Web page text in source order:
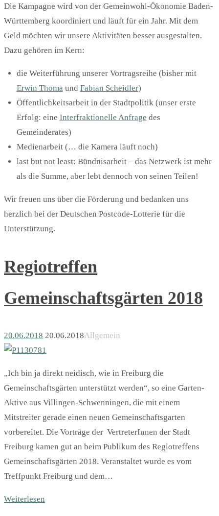
Die Kampagne wird von der Gemeinwohl-Ökonomie Baden-
Württemberg koordiniert und läuft für ein Jahr. Mit dem
Geld möchten wir unsere Aktivitäten besser ausgestalten.
Dazu gehören im Kern:
die Weiterführung unserer Vortragsreihe (bisher mit
Erwin Thoma und Fabian Scheidler)
Öffentlichkeitsarbeit in der Stadtpolitik (unser erste
Erfolg: eine Interfraktionelle Anfrage des
Gemeinderates)
Medienarbeit (… die Kamera läuft noch)
last but not least: Bündnisarbeit – das Netzwerk ist mehr
als die Summe, aber lebt dennoch von seinen Teilen!
Wir freuen uns über die Förderung und bedanken uns
herzlich bei der Deutschen Postcode-Lotterie für die
Unterstützung.
Regiotreffen
Gemeinschaftsgärten 2018
20.06.2018 20.06.2018Allgemein
„Ich bin ja direkt neidisch, wie in Freiburg die
Gemeinschaftsgärten unterstützt werden“, so eine Garten-
Aktive aus Villingen-Schwenningen, die mit einem
Mitstreiter gerade einen neuen Gemeinschaftsgarten
vorbereitet. Die Vorträge der VertreterInnen der Stadt
Freiburg kamen gut an beim Publikum des Regiotreffens
Gemeinschaftsgärten 2018. Veranstaltet wurde es vom
Treffpunkt Freiburg und dem…
Weiterlesen